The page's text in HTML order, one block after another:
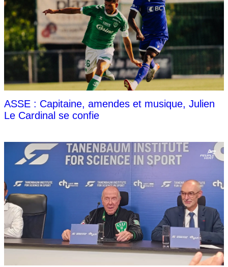
ASSE : Capitaine, amendes et musique, Julien
Le Cardinal se confie